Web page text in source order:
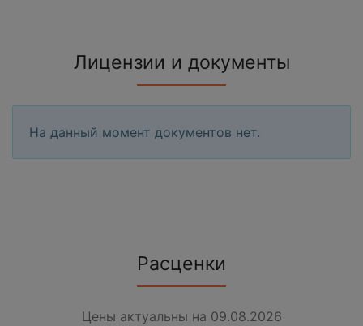
Лицензии и документы
На данный момент документов нет.
Расценки
Цены актуальны на 09.08.2026